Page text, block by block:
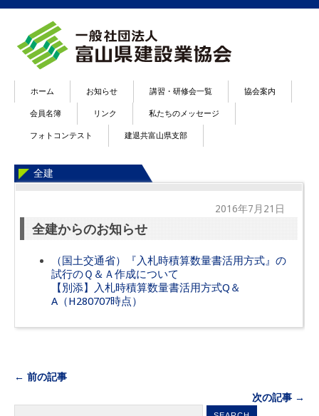
ホーム お知らせ 講習・研修会一覧 協会案内
会員名簿 リンク 私たちのメッセージ
フォトコンテスト 建退共富山県支部
全建
2016年7月21日
全建からのお知らせ
（国土交通省）『入札時積算数量書活用方式』の
試行のＱ＆Ａ作成について
【別添】入札時積算数量書活用方式Q＆
A（H280707時点）
← 前の記事
次の記事 →